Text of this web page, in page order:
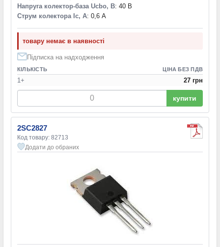
Напруга колектор-база Ucbo, В: 40 В
Струм колектора Ic, А: 0,6 А
товару немає в наявності
Підписка на надходження
КІЛЬКІСТЬ ЦІНА БЕЗ ПДВ
1+ 27 грн
купити
2SC2827
Код товару: 82713
Додати до обраних